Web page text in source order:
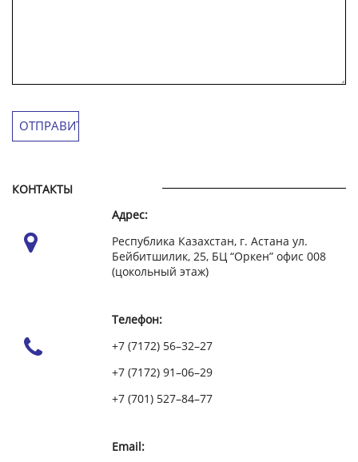
КОНТАКТЫ
Адрес:
Республика Казахстан, г. Астана ул.
Бейбитшилик, 25, БЦ “Оркен” офис 008
(цокольный этаж)
Телефон:
+7 (7172) 56–32–27
+7 (7172) 91–06–29
+7 (701) 527–84–77
Email: